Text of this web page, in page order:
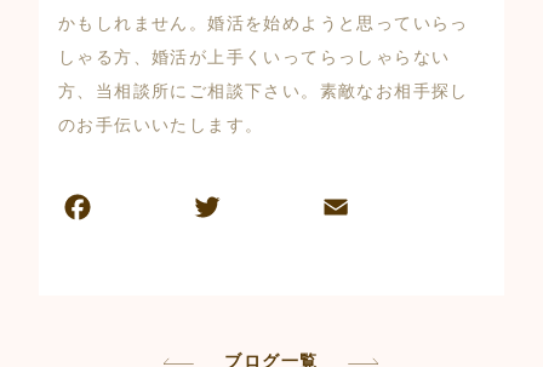
かもしれません。婚活を始めようと思っていらっ
しゃる方、婚活が上手くいってらっしゃらない
方、当相談所にご相談下さい。素敵なお相手探し
のお手伝いいたします。
ブログ一覧